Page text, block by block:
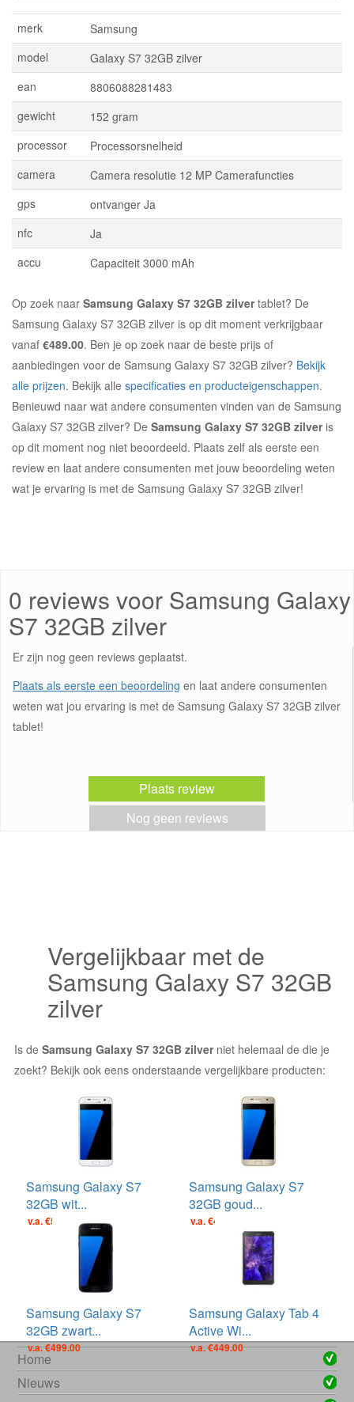
merk
Samsung
model
Galaxy S7 32GB zilver
ean
8806088281483
gewicht
152 gram
processor
Processorsnelheid
camera
Camera resolutie 12 MP Camerafuncties
gps
ontvanger Ja
nfc
Ja
accu
Capaciteit 3000 mAh
Op zoek naar Samsung Galaxy S7 32GB zilvertablet? De
Samsung Galaxy S7 32GB zilver is op dit moment verkrijgbaar
vanaf €489.00. Ben je op zoek naar de beste prijs of
aanbiedingen voor de Samsung Galaxy S7 32GB zilver? Bekijk
alle prijzen. Bekijk alle specificaties en producteigenschappen.
Benieuwd naar wat andere consumenten vinden van de Samsung
Galaxy S7 32GB zilver? De Samsung Galaxy S7 32GB zilveris
op dit moment nog niet beoordeeld. Plaats zelf als eerste een
review en laat andere consumenten met jouw beoordeling weten
wat je ervaring is met de Samsung Galaxy S7 32GB zilver!
0 reviews voor Samsung Galaxy
S7 32GB zilver
Er zijn nog geen reviews geplaatst.
Plaats als eerste een beoordeling en laat andere consumenten
weten wat jou ervaring is met de Samsung Galaxy S7 32GB zilver
tablet!
Plaats review
Nog geen reviews
Vergelijkbaar met de
Samsung Galaxy S7 32GB
zilver
Is de Samsung Galaxy S7 32GB zilverniet helemaal de die je
zoekt? Bekijk ook eens onderstaande vergelijkbare producten:
Samsung Galaxy S7
32GB wit...
v.a. €509.00
Samsung Galaxy S7
32GB goud...
v.a. €499.00
Samsung Galaxy S7
32GB zwart...
v.a. €499.00
Samsung Galaxy Tab 4
Active Wi...
v.a. €449.00
Home
Nieuws